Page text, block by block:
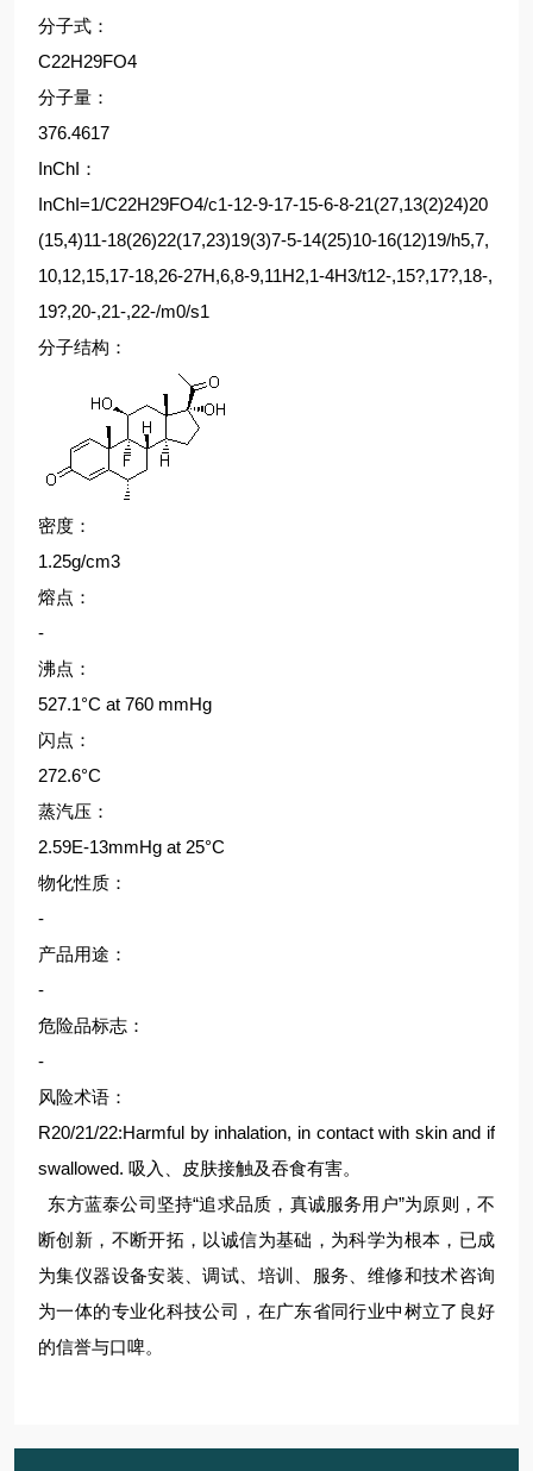
分子式：
C22H29FO4
分子量：
376.4617
InChI：
InChI=1/C22H29FO4/c1-12-9-17-15-6-8-21(27,13(2)24)20
(15,4)11-18(26)22(17,23)19(3)7-5-14(25)10-16(12)19/h5,7,
10,12,15,17-18,26-27H,6,8-9,11H2,1-4H3/t12-,15?,17?,18-,
19?,20-,21-,22-/m0/s1
分子结构：
密度：
1.25g/cm3
熔点：
-
沸点：
527.1°C at 760 mmHg
闪点：
272.6°C
蒸汽压：
2.59E-13mmHg at 25°C
物化性质：
-
产品用途：
-
危险品标志：
-
风险术语：
R20/21/22:Harmful by inhalation, in contact with skin and if
swallowed. 吸入、皮肤接触及吞食有害。
东方蓝泰公司坚持“追求品质，真诚服务用户”为原则，不
断创新，不断开拓，以诚信为基础，为科学为根本，已成
为集仪器设备安装、调试、培训、服务、维修和技术咨询
为一体的专业化科技公司，在广东省同行业中树立了良好
的信誉与口啤。